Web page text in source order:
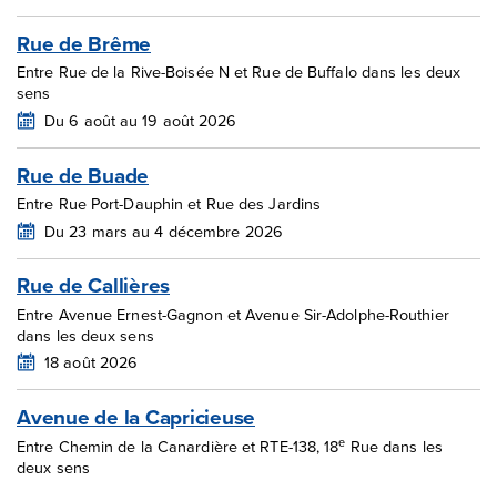
Rue de Brême
Entre Rue de la Rive-Boisée N et Rue de Buffalo dans les deux
sens
Du 6 août au 19 août 2026
Rue de Buade
Entre Rue Port-Dauphin et Rue des Jardins
Du 23 mars au 4 décembre 2026
Rue de Callières
Entre Avenue Ernest-Gagnon et Avenue Sir-Adolphe-Routhier
dans les deux sens
18 août 2026
Avenue de la Capricieuse
Entre Chemin de la Canardière et RTE-138, 18e Rue dans les
deux sens